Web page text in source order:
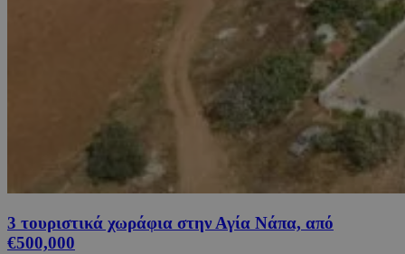
3 τουριστικά χωράφια στην Αγία Νάπα, από
€500,000